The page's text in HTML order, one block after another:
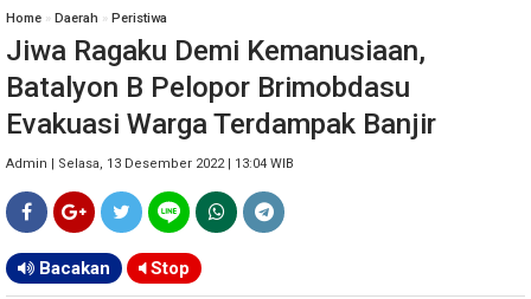
Home » Daerah » Peristiwa
Jiwa Ragaku Demi Kemanusiaan,
Batalyon B Pelopor Brimobdasu
Evakuasi Warga Terdampak Banjir
Admin | Selasa, 13 Desember 2022 | 13:04 WIB
Bacakan Stop